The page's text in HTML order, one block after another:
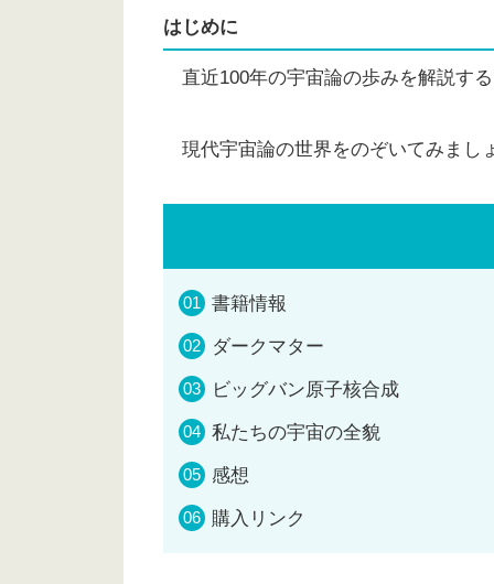
はじめに
直近100年の宇宙論の歩みを解説す
現代宇宙論の世界をのぞいてみまし
書籍情報
ダークマター
ビッグバン原子核合成
私たちの宇宙の全貌
感想
購入リンク